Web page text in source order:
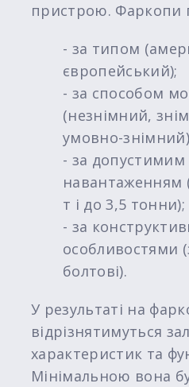
пристрою. Фаркопи
- за типом
європейський);
- за способом
(незнімний,
умовно-
- за допустимим
навантаженням
т і до 3,5 тонни);
- за
особливостями
болтові).
У результаті на
відрізнятимуться
характеристик та
Мінімальною вона